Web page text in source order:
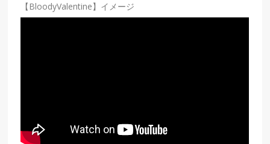
【BloodyValentine】イメージ